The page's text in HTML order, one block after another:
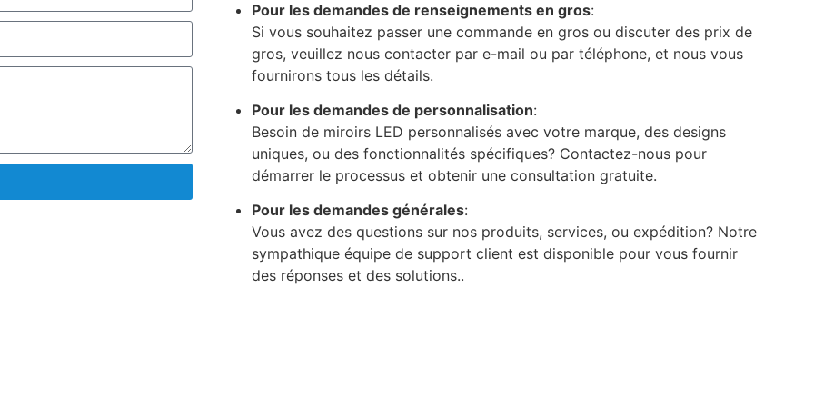
Pour les demandes de renseignements en gros:
Si vous souhaitez passer une commande en gros ou discuter des prix de
gros, veuillez nous contacter par e-mail ou par téléphone, et nous vous
fournirons tous les détails.
Pour les demandes de personnalisation:
Besoin de miroirs LED personnalisés avec votre marque, des designs
uniques, ou des fonctionnalités spécifiques? Contactez-nous pour
démarrer le processus et obtenir une consultation gratuite.
Pour les demandes générales:
Vous avez des questions sur nos produits, services, ou expédition? Notre
sympathique équipe de support client est disponible pour vous fournir
des réponses et des solutions..